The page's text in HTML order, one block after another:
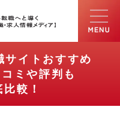
イトおすすめ
ミや評判も
較！